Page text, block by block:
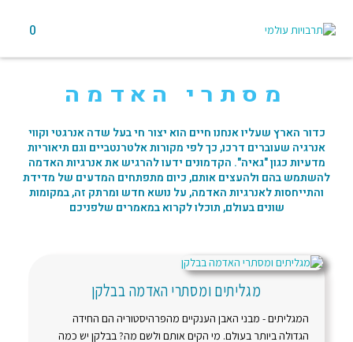
מסתרי האדמה
כדור הארץ שעליו אנחנו חיים הוא יצור חי בעל שדה אנרגטי וקווי
אנרגיה שעוברים דרכו, כך לפי מקורות אלטרנטביים וגם תיאוריות
מדעיות כגון "גאיה". הקדמונים ידעו להרגיש את אנרגיות האדמה
להשתמש בהם ולהעצים אותם, כיום מתפתחים המדעים של מדידת
והתייחסות לאנרגיות האדמה, על נושא חדש ומרתק זה, במקומות
שונים בעולם, תוכלו לקרוא במאמרים שלפניכם
מגליתים ומסתרי האדמה בבלקן
המגליתים - מבני האבן הענקיים מהפרהיסטוריה הם החידה
הגדולה ביותר בעולם. מי הקים אותם ולשם מה? בבלקן יש כמה